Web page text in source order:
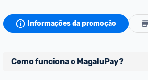
Informações da promoção
Como funciona o MagaluPay?